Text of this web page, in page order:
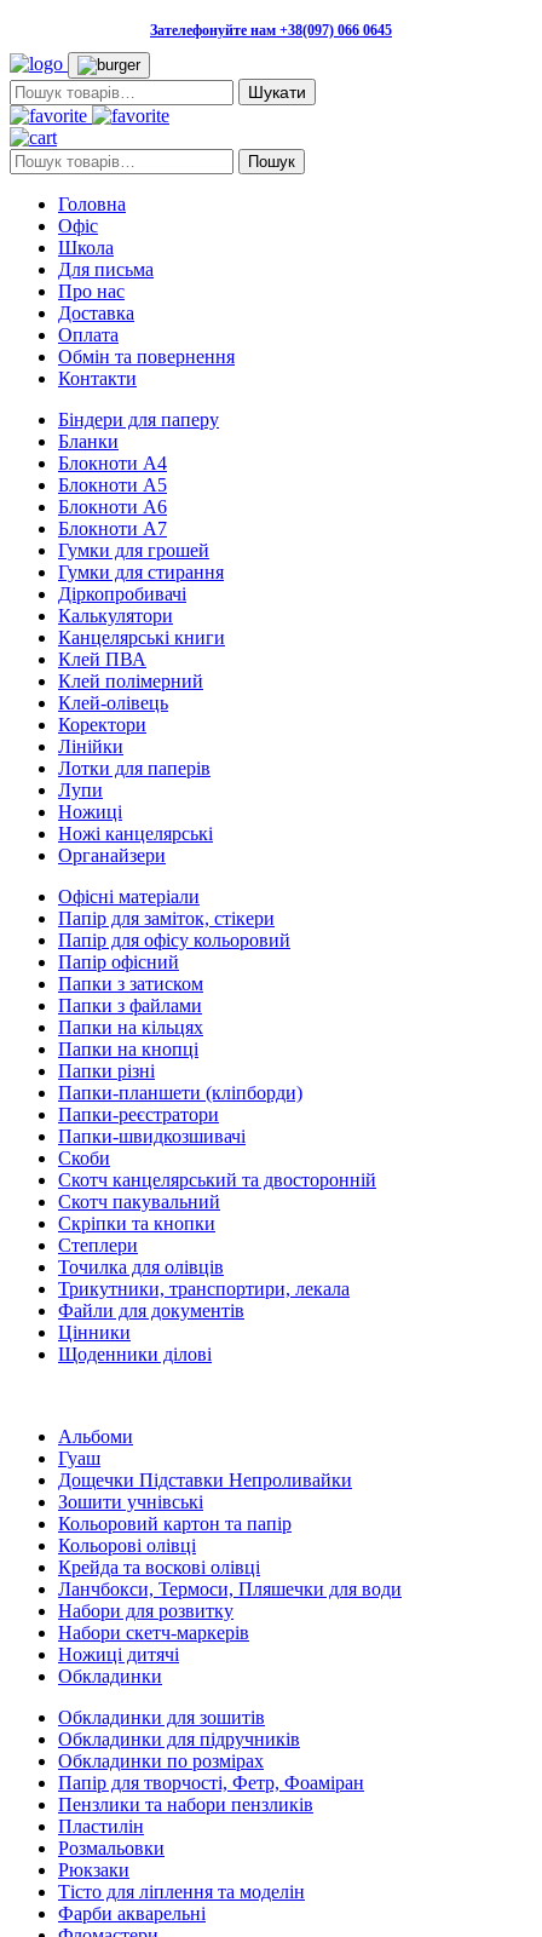
Зателефонуйте нам +38(097) 066 0645
Пошук:
Пошук: Пошук
Головна
Офіс
Школа
Для письма
Про нас
Доставка
Оплата
Обмін та повернення
Контакти
Біндери для паперу
Бланки
Блокноти А4
Блокноти А5
Блокноти А6
Блокноти А7
Гумки для грошей
Гумки для стирання
Діркопробивачі
Калькулятори
Канцелярські книги
Клей ПВА
Клей полімерний
Клей-олівець
Коректори
Лінійки
Лотки для паперів
Лупи
Ножиці
Ножі канцелярські
Органайзери
Офісні матеріали
Папір для заміток, стікери
Папір для офісу кольоровий
Папір офісний
Папки з затиском
Папки з файлами
Папки на кільцях
Папки на кнопці
Папки різні
Папки-планшети (кліпборди)
Папки-реєстратори
Папки-швидкозшивачі
Скоби
Скотч канцелярський та двосторонній
Скотч пакувальний
Скріпки та кнопки
Степлери
Точилка для олівців
Трикутники, транспортири, лекала
Файли для документів
Цінники
Щоденники ділові
Альбоми
Гуаш
Дощечки Підставки Непроливайки
Зошити учнівські
Кольоровий картон та папір
Кольорові олівці
Крейда та воскові олівці
Ланчбокси, Термоси, Пляшечки для води
Набори для розвитку
Набори скетч-маркерів
Ножиці дитячі
Обкладинки
Обкладинки для зошитів
Обкладинки для підручників
Обкладинки по розмірах
Папір для творчості, Фетр, Фоаміран
Пензлики та набори пензликів
Пластилін
Розмальовки
Рюкзаки
Тісто для ліплення та моделін
Фарби акварельні